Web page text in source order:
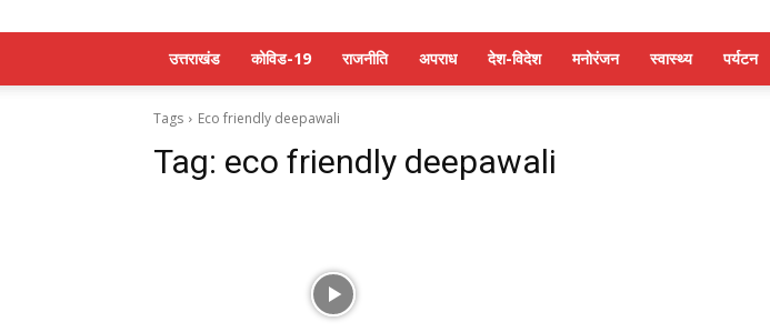
उत्तराखंड कोविड-19 राजनीति अपराध देश-विदेश मनोरंजन स्वास्थ्य पर्यटन
Tags Eco friendly deepawali
Tag: eco friendly deepawali